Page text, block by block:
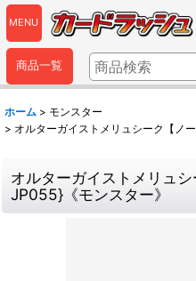
MENU
商品一覧
ホーム > モンスター
> オルターガイストメリュシーク【ノ
オルターガイストメリュ
JP055}《モンスター》